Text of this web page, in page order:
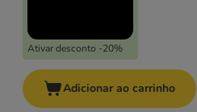
Ativar desconto -20%
Adicionar ao carrinho